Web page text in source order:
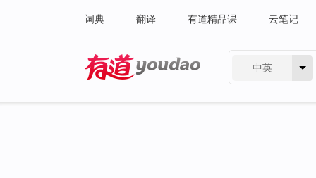
词典 翻译 有道精品课 云笔记
中英